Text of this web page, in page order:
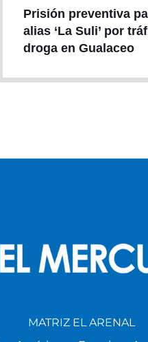
Prisión preventiva
alias ‘La Suli’ por
droga en Gualaceo
MATRIZ EL ARENAL